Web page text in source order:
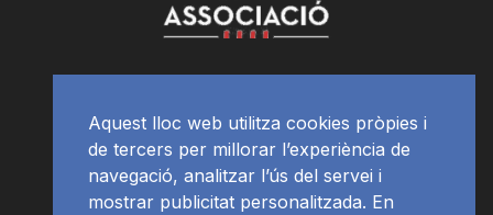
Aquest lloc web utilitza cookies pròpies i
de tercers per millorar l’experiència de
navegació, analitzar l’ús del servei i
mostrar publicitat personalitzada. En